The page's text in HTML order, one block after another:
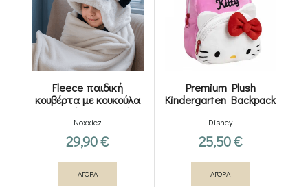
Fleece παιδική
κουβέρτα με κουκούλα
και χεράκια – Panda
Noxxiez
29,90€
ΑΓΟΡΑ
Premium Plush
Kindergarten Backpack
Disney
25,50€
ΑΓΟΡΑ